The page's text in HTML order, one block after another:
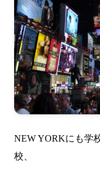
NEW YORKにも学
校、